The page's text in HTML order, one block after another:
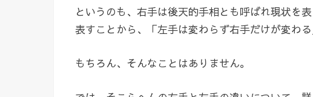
というのも、右手は後天的手相とも呼ばれ現状を
表すことから、「左手は変わらず右手だけが変わ
もちろん、そんなことはありません。